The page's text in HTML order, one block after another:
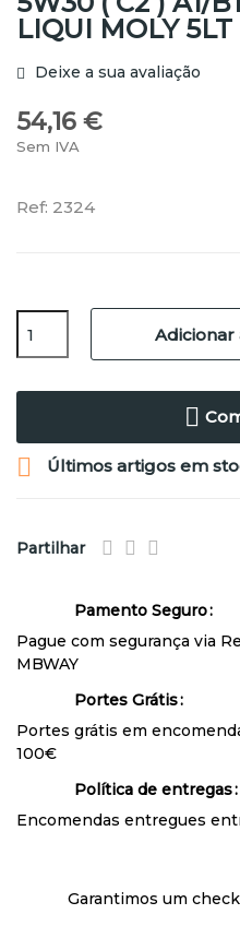
LIQUI MOLY 5LT
Deixe a sua avaliação
54,16 €
Sem IVA
Ref: 2324
Adicionar
 Últimos artigos em
Partilhar
Pamento Seguro
Pague com segurança via
MBWAY
Portes Grátis
Portes grátis em
100€
Política de entregas
Encomendas entregues
Garantimos um